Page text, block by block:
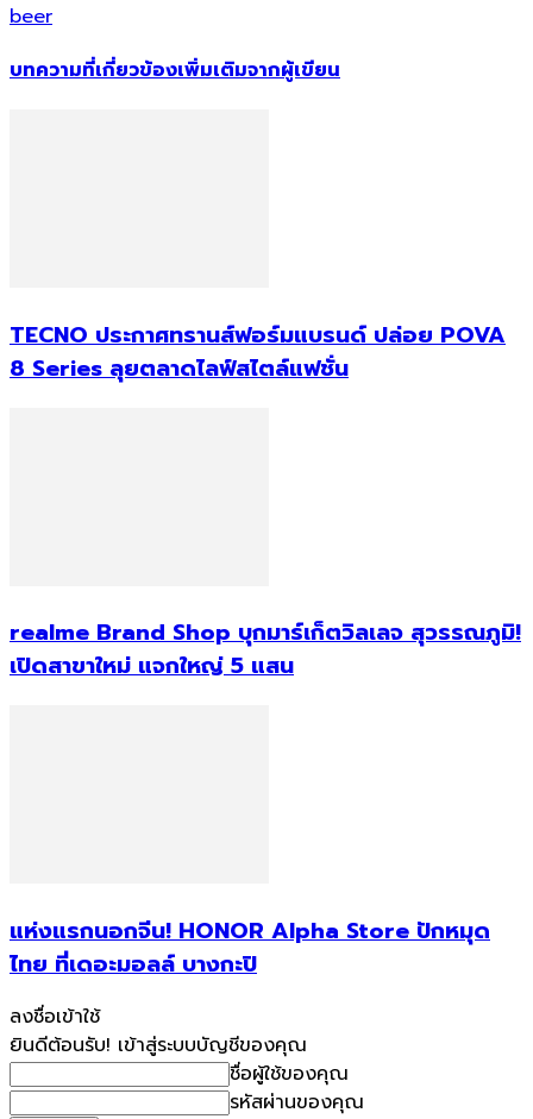
beer
บทความที่เกี่ยวข้องเพิ่มเติมจากผู้เขียน
TECNO ประกาศทรานส์ฟอร์มแบรนด์ ปล่อย POVA
8 Series ลุยตลาดไลฟ์สไตล์แฟชั่น
realme Brand Shop บุกมาร์เก็ตวิลเลจ สุวรรณภูมิ!
เปิดสาขาใหม่ แจกใหญ่ 5 แสน
แห่งแรกนอกจีน! HONOR Alpha Store ปักหมุด
ไทย ที่เดอะมอลล์ บางกะปิ
ลงชื่อเข้าใช้
ยินดีต้อนรับ! เข้าสู่ระบบบัญชีของคุณ
ชื่อผู้ใช้ของคุณ
รหัสผ่านของคุณ